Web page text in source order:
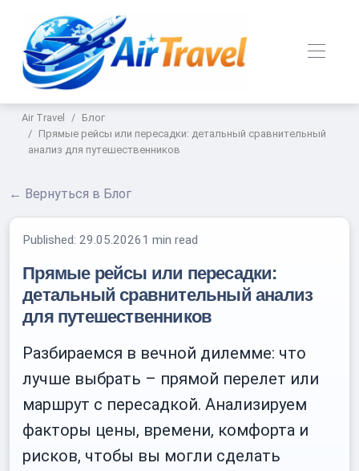
Air Travel
Блог
Прямые рейсы или пересадки: детальный сравнительный
анализ для путешественников
← Вернуться в Блог
Published:29.05.20261 min read
Прямые рейсы или пересадки:
детальный сравнительный анализ
для путешественников
Разбираемся в вечной дилемме: что
лучше выбрать – прямой перелет или
маршрут с пересадкой. Анализируем
факторы цены, времени, комфорта и
рисков, чтобы вы могли сделать